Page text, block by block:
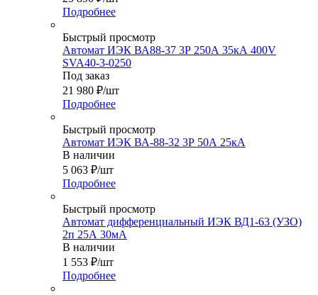
Подробнее
Быстрый просмотр
Автомат ИЭК ВА88-37 3Р 250А 35кА 400V
SVA40-3-0250
Под заказ
21 980 ₽/шт
Подробнее
Быстрый просмотр
Автомат ИЭК ВА-88-32 3Р 50А 25кА
В наличии
5 063 ₽/шт
Подробнее
Быстрый просмотр
Автомат дифференциальный ИЭК ВД1-63 (УЗО)
2п 25А 30мА
В наличии
1 553 ₽/шт
Подробнее